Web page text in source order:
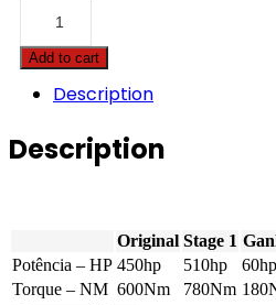
RS4
-
Turbo
450hp
Add to cart
Description
Description
Original Stage 1
Potência – HP 450hp 510hp
60hp
Torque – NM 600Nm 780Nm